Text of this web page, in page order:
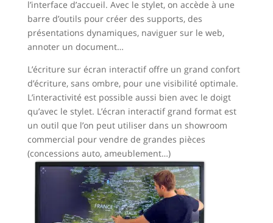
l’interface d’accueil. Avec le stylet, on accède à une
barre d’outils pour créer des supports, des
présentations dynamiques, naviguer sur le web,
annoter un document…
L’écriture sur écran interactif offre un grand confort
d’écriture, sans ombre, pour une visibilité optimale.
L’interactivité est possible aussi bien avec le doigt
qu’avec le stylet. L’écran interactif grand format est
un outil que l’on peut utiliser dans un showroom
commercial pour vendre de grandes pièces
(concessions auto, ameublement…)